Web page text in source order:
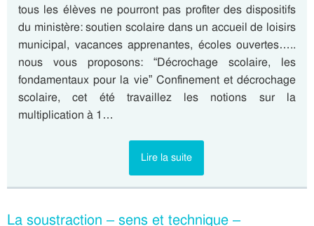
tous les élèves ne pourront pas profiter des dispositifs
du ministère: soutien scolaire dans un accueil de loisirs
municipal, vacances apprenantes, écoles ouvertes…..
nous vous proposons: “Décrochage scolaire, les
fondamentaux pour la vie” Confinement et décrochage
scolaire, cet été travaillez les notions sur la
multiplication à 1…
Lire la suite
La soustraction – sens et technique –